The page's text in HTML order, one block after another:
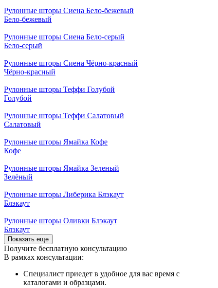
Рулонные шторы Сиена Бело-бежевый
Бело-бежевый
Рулонные шторы Сиена Бело-серый
Бело-серый
Рулонные шторы Сиена Чёрно-красный
Чёрно-красный
Рулонные шторы Теффи Голубой
Голубой
Рулонные шторы Теффи Салатовый
Салатовый
Рулонные шторы Ямайка Кофе
Кофе
Рулонные шторы Ямайка Зеленый
Зелёный
Рулонные шторы Либерика Блэкаут
Блэкаут
Рулонные шторы Оливки Блэкаут
Блэкаут
Показать еще
Получите бесплатную консультацию
В рамках консультации:
Специалист приедет в удобное для вас время с
каталогами и образцами.